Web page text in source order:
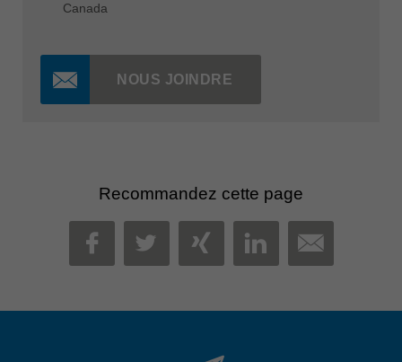
Canada
NOUS JOINDRE
Recommandez cette page
FACEBOOK
TWITTER
XINGLINKEDIN
MAIL